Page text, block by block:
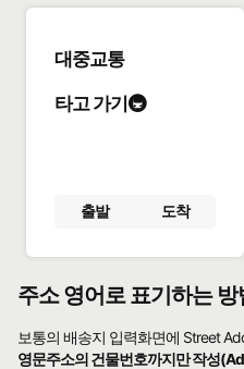
대중교통
타고 가기🚇
출발 도착
주소 영어로 표기하는 방
보통의 배송지 입력화면에 Street
영문주소의 건물번호까지만 작성